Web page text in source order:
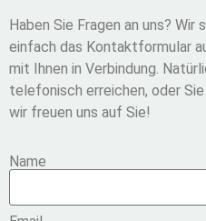
Haben Sie Fragen an uns? Wir
einfach das Kontaktformular
mit Ihnen in Verbindung.
telefonisch erreichen, oder
wir freuen uns auf Sie!
Name